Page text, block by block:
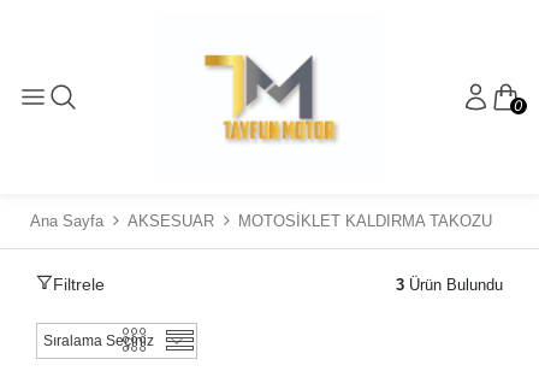
0
Ana Sayfa AKSESUAR MOTOSİKLET KALDIRMA TAKOZU
Filtrele 3 Ürün Bulundu